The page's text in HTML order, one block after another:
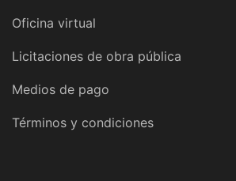
Oficina virtual
Licitaciones de obra pública
Medios de pago
Términos y condiciones